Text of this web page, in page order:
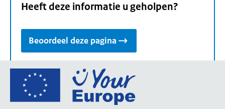
Heeft deze informatie u geholpen?
Beoordeel deze pagina
Ga
de